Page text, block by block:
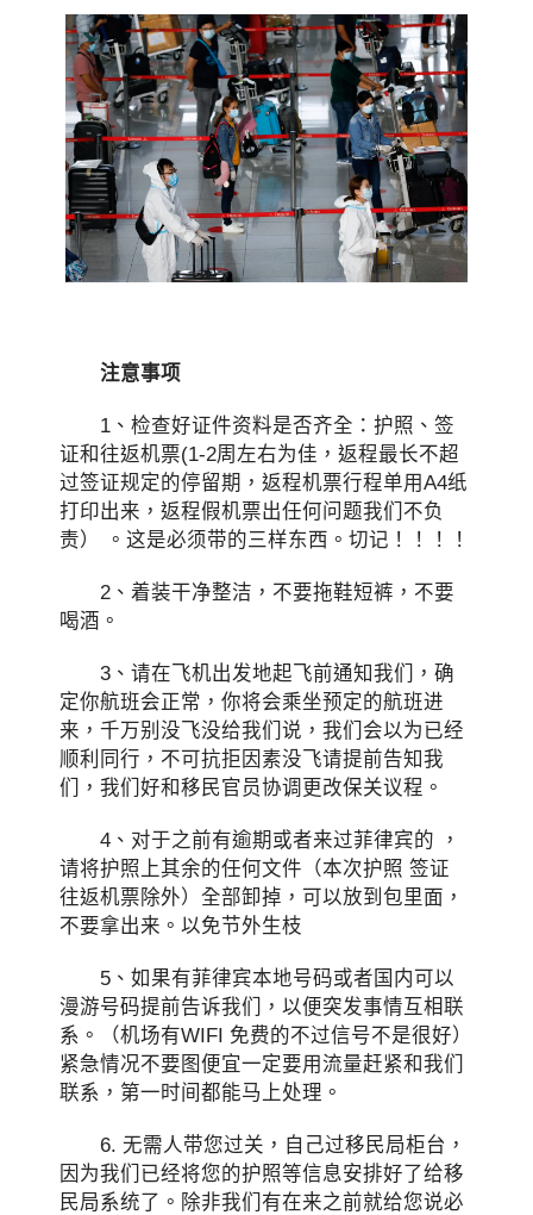
注意事项
1、检查好证件资料是否齐全：护照、签
证和往返机票(1-2周左右为佳，返程最长不超
过签证规定的停留期，返程机票行程单用A4纸
打印出来，返程假机票出任何问题我们不负
责） 。这是必须带的三样东西。切记！！！！
2、着装干净整洁，不要拖鞋短裤，不要
喝酒。
3、请在飞机出发地起飞前通知我们，确
定你航班会正常，你将会乘坐预定的航班进
来，千万别没飞没给我们说，我们会以为已经
顺利同行，不可抗拒因素没飞请提前告知我
们，我们好和移民官员协调更改保关议程。
4、对于之前有逾期或者来过菲律宾的 ，
请将护照上其余的任何文件（本次护照 签证
往返机票除外）全部卸掉，可以放到包里面，
不要拿出来。以免节外生枝
5、如果有菲律宾本地号码或者国内可以
漫游号码提前告诉我们，以便突发事情互相联
系。（机场有WIFI 免费的不过信号不是很好）
紧急情况不要图便宜一定要用流量赶紧和我们
联系，第一时间都能马上处理。
6. 无需人带您过关，自己过移民局柜台，
因为我们已经将您的护照等信息安排好了给移
民局系统了。除非我们有在来之前就给您说必